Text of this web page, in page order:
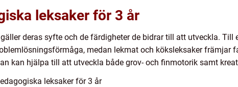
leksaker för 3 år
deras syfte och de färdigheter de bidrar till att utveckla. Till
medan lekmat och köksleksaker främjar
kan hjälpa till att utveckla både grov- och finmotorik samt
leksaker för 3 år